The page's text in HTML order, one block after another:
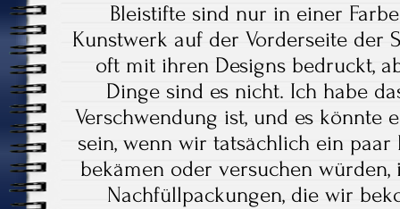
Bleistifte sind nur in einer
Kunstwerk auf der Vorderseite der
oft mit ihren Designs bedruckt,
Dinge sind es nicht. Ich habe
Verschwendung ist, und es könnte
sein, wenn wir tatsächlich ein paar
bekämen oder versuchen würden,
Nachfüllpackungen, die wir